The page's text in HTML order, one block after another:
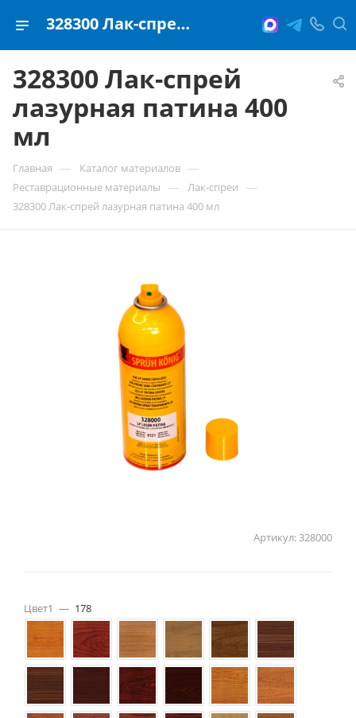
328300 Лак-спрей лазурная патина 400 мл
328300 Лак-спрей
лазурная патина 400
мл
Главная — Каталог материалов —
Реставрационные материалы — Лак-спреи —
328300 Лак-спрей лазурная патина 400 мл
Артикул:328000
Цвет1 — 178